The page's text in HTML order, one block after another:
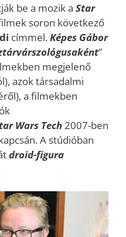
be a mozik a Star
soron következő
címmel.Képes Gábor
”
megjelenő
azok társadalmi
a filmekben
Wars Tech 2007-ben
A stúdióban
droid-figura